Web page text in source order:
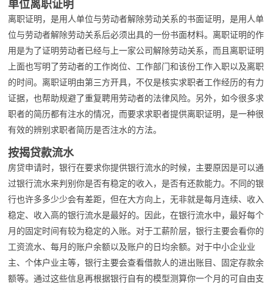
单位离职证明
离职证明，是用人单位与劳动者解除劳动关系的书面证明，是用人单
位与劳动者解除劳动关系后必须出具的一份书面材料。离职证明的作
用是为了证明劳动者已经与上一家公司解除劳动关系，而且离职证明
上面也写明了劳动者的工作岗位、工作部门和该份工作入职以及离职
的时间。离职证明由第三方开具，不仅是核实求职者工作经历的有力
证据，也帮助规避了重复聘用劳动者的法律风险。另外，如今很多求
职者的简历都有注水的情况，而要求求职者提供离职证明，是一种很
有效的辨别求职者简历是否注水的方法。
按揭贷款流水
房贷申请时，银行在要求你提供银行流水的时候，主要原因是可以通
过银行流水来判别你是否有稳定的收入，是否有还款能力。不同的银
行也许多多少少会有差距，但在大方向上，无非就是每月连续、收入
稳定、收入高的银行流水是最好的。因此，在银行流水中，最好每个
月的固定时间有较为稳定的入账。对于工薪阶层，银行主要会看你的
工资流水、每月的账户余额以及账户的日均余额。对于中小企业业
主、个体户业主等，银行主要会查看借款人的进出账目、固定存款余
额等。通过这些信息再根据银行自有的模型测算你一个月的可自由支